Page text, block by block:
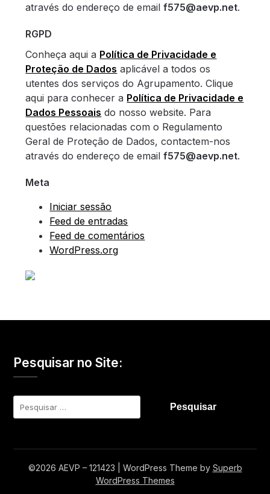
através do endereço de emailf575@aevp.net.
RGPD
Conheça aqui a Política de Privacidade e
Proteção de Dados aplicável a todos os
utentes dos serviços do Agrupamento. Clique
aqui para conhecer a Política de Privacidade e
Dados Pessoais do nosso website. Para
questões relacionadas com o Regulamento
Geral de Proteção de Dados, contactem-nos
através do endereço de emailf575@aevp.net.
Meta
Iniciar sessão
Feed de entradas
Feed de comentários
WordPress.org
Pesquisar no Site:
Pesquisar
por:
©2026 AEVP – 121423 | WordPress Theme by Superb
WordPress Themes